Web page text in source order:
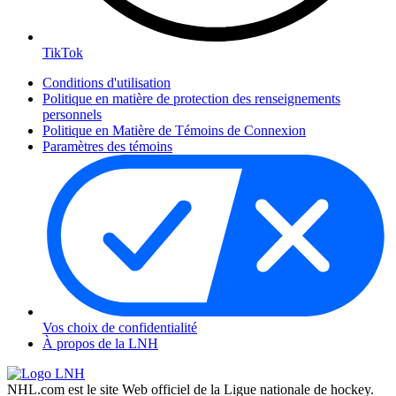
TikTok
Conditions d'utilisation
Politique en matière de protection des renseignements
personnels
Politique en Matière de Témoins de Connexion
Paramètres des témoins
Vos choix de confidentialité
À propos de la LNH
NHL.com est le site Web officiel de la Ligue nationale de hockey.